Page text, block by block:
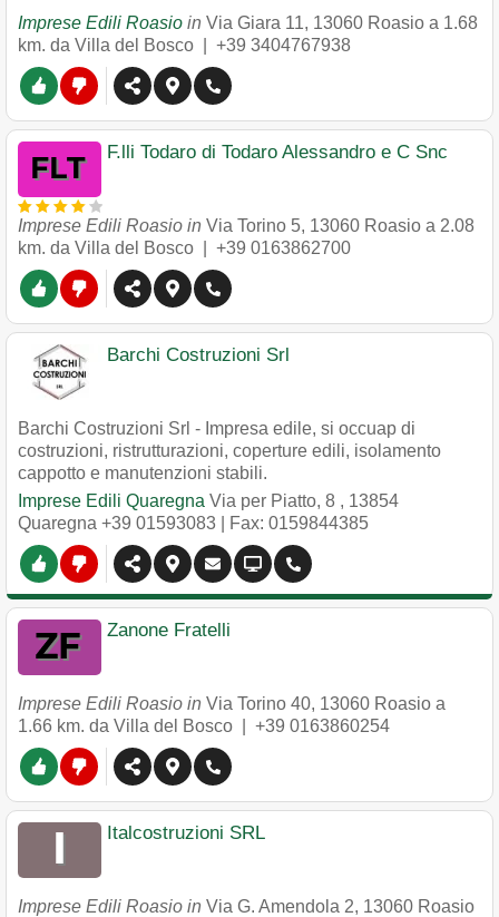
Imprese Edili Roasio in Via Giara 11, 13060 Roasio a 1.68
km. da Villa del Bosco | +39 3404767938
F.lli Todaro di Todaro Alessandro e C Snc
Imprese Edili Roasio in Via Torino 5, 13060 Roasio a 2.08
km. da Villa del Bosco | +39 0163862700
Barchi Costruzioni Srl
Barchi Costruzioni Srl - Impresa edile, si occuap di
costruzioni, ristrutturazioni, coperture edili, isolamento
cappotto e manutenzioni stabili.
Imprese Edili Quaregna Via per Piatto, 8 , 13854
Quaregna +39 01593083 | Fax: 0159844385
Zanone Fratelli
Imprese Edili Roasio in Via Torino 40, 13060 Roasio a
1.66 km. da Villa del Bosco | +39 0163860254
Italcostruzioni SRL
Imprese Edili Roasio in Via G. Amendola 2, 13060 Roasio